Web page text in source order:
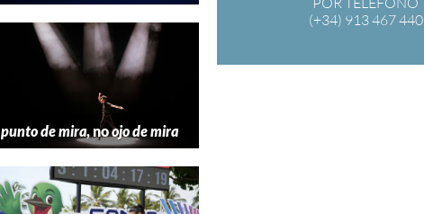
(+34) 913 467 440
punto de mira, noojo de mira